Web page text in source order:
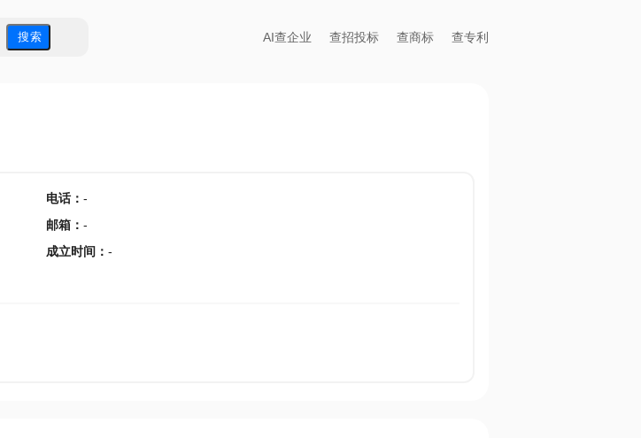
搜 索 AI查企业 查招投标 查商标 查专利
电话： -
邮箱 ： -
成立时间 ： -